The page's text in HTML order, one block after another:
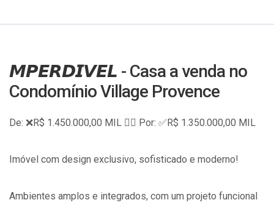
𝙈𝙋𝙀𝙍𝘿𝙄𝙑𝙀𝙇 - Casa a venda no
Condomínio Village Provence
De: ❌R$ 1.450.000,00 MIL 👉🏽 Por: ✅R$ 1.350.000,00 MIL
Imóvel com design exclusivo, sofisticado e moderno!
Ambientes amplos e integrados, com um projeto funcional